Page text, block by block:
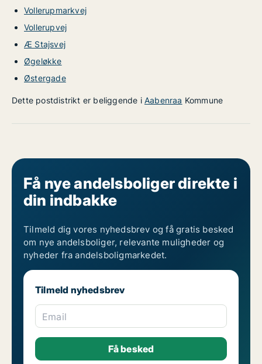
Vollerupmarkvej
Vollerupvej
Æ Stajsvej
Øgeløkke
Østergade
Dette postdistrikt er beliggende i Aabenraa Kommune
Få nye andelsboliger direkte i
din indbakke
Tilmeld dig vores nyhedsbrev og få gratis besked
om nye andelsboliger, relevante muligheder og
nyheder fra andelsboligmarkedet.
Tilmeld nyhedsbrev
Email